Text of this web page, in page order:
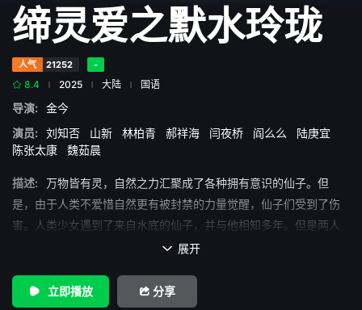
缔灵爱之默水玲珑
人气 21252 -
8.4 2025 大陆 国语
导演:
金今
演员:
刘知否 山新 林柏青 郝祥海 闫夜桥 阎么么
陆庚宜
陈张太康
魏茹晨
描述:
万物皆有灵，自然之力汇聚成了各种拥有意识的仙子。但
是，由于人类不爱惜自然更有被封禁的力量觉醒，仙子们受到了伤
害。人类少女遇到了来自水底的仙子，并与他相知多年。但是两人
却无法跨越仙、人之隔。少女在奇妙的旅途中，决心寻找属于自己
法。她能否守护自然？
 展开
立即播放 分享